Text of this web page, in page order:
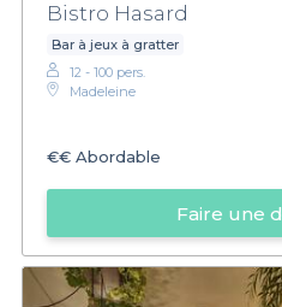
Bistro Hasard
Bar à jeux à gratter
12 - 100 pers.
Madeleine
€€ Abordable
Faire une